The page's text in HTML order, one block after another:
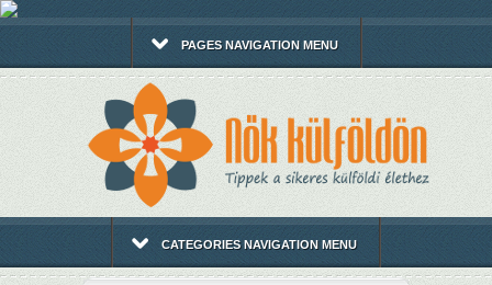
PAGES NAVIGATION MENU
CATEGORIES NAVIGATION MENU